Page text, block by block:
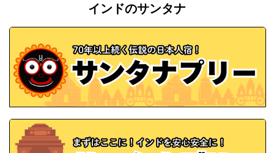
インドのサンタナ